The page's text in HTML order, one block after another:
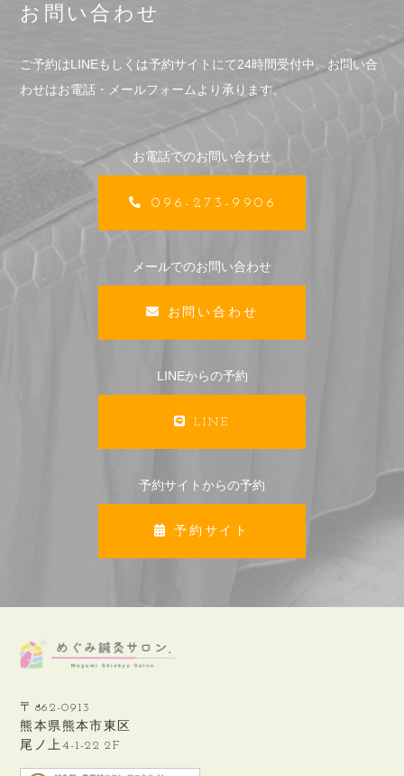
お問い合わせ
ご予約はLINEもしくは予約サイトにて24時間受付中。 お問い合
わせはお電話・メールフォームより承ります。
お電話でのお問い合わせ
096-273-9906
メールでのお問い合わせ
お問い合わせ
LINEからの予約
LINE
予約サイトからの予約
予約サイト
〒862-0913
熊本県熊本市東区
尾ノ上4-1-22 2F